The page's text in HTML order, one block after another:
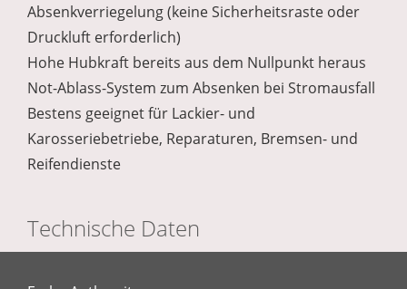
Absenkverriegelung (keine Sicherheitsraste oder
Druckluft erforderlich)
Hohe Hubkraft bereits aus dem Nullpunkt heraus
Not-Ablass-System zum Absenken bei Stromausfall
Bestens geeignet für Lackier- und
Karosseriebetriebe, Reparaturen, Bremsen- und
Reifendienste
Technische Daten